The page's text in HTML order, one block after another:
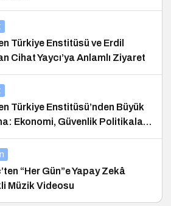
Türkiye Enstitüsü ve Erdil
Cihat Yaycı’ya Anlamlı Ziyaret
Türkiye Enstitüsü’nden Büyük
Ekonomi, Güvenlik Politikaları
Konferansı
“Her Gün”e Yapay Zekâ
Müzik Videosu